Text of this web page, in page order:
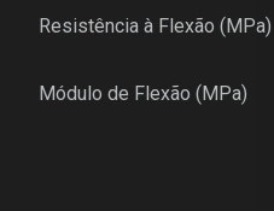
Resistência à Flexão (MPa)
Módulo de Flexão (MPa)